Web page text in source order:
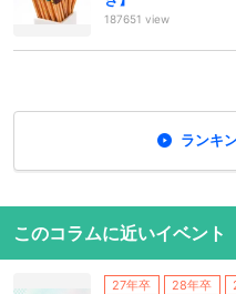
187651 view
ランキ
このコラムに近いイベント
27年卒 28年卒